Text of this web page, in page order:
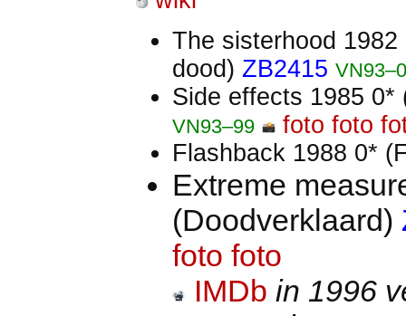
The sisterhood
dood) ZB2415
Side effects 1985
VN93–99 foto foto
Flashback 1988 0*
Extreme
(Doodverklaard)
foto foto
IMDb in 1996